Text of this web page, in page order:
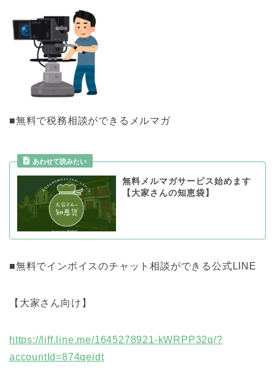
■無料で税務相談ができるメルマガ
あわせて読みたい
無料メルマガサービス始めます
【大家さんの知恵袋】
■無料でインボイスのチャット相談ができる公式LINE
【大家さん向け】
https://liff.line.me/1645278921-kWRPP32q/?
accountId=874qeidt